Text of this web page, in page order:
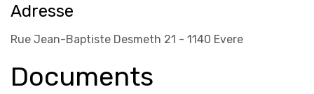
Adresse
Rue Jean-Baptiste Desmeth 21 - 1140 Evere
Documents